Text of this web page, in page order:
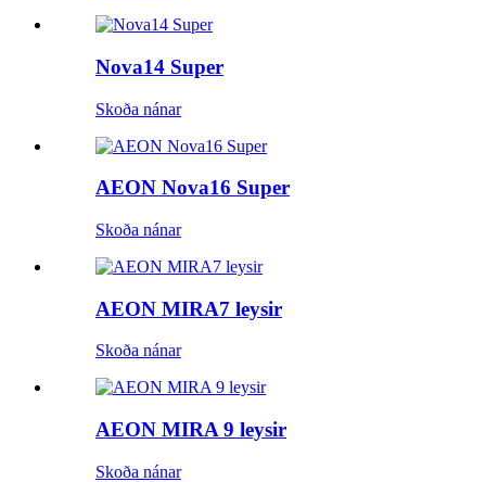
Nova14 Super
Skoða nánar
AEON Nova16 Super
Skoða nánar
AEON MIRA7 leysir
Skoða nánar
AEON MIRA 9 leysir
Skoða nánar